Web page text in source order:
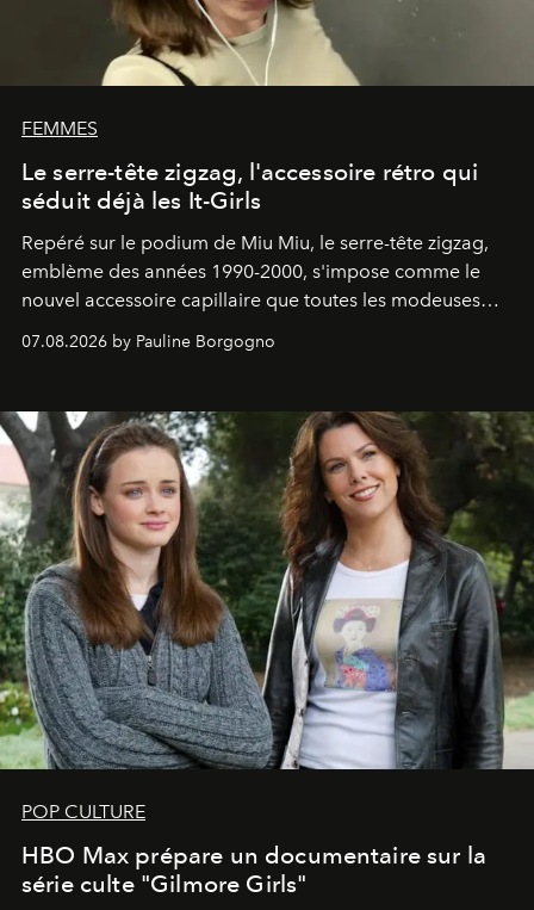
FEMMES
Le serre-tête zigzag, l'accessoire rétro qui
séduit déjà les It-Girls
Repéré sur le podium de Miu Miu, le serre-tête zigzag,
emblème des années 1990-2000, s'impose comme le
nouvel accessoire capillaire que toutes les modeuses
07.08.2026 by Pauline Borgogno
POP CULTURE
HBO Max prépare un documentaire sur la
série culte "Gilmore Girls"